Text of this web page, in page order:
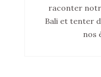
raconter
Bali et tenter
nos